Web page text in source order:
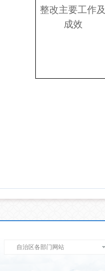
整改主要工作及
成效
自治区各部门网站